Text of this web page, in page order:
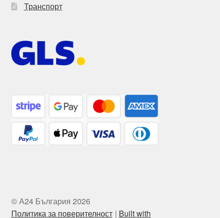
Транспорт
© А24 България 2026
Политика за поверителност
Built with